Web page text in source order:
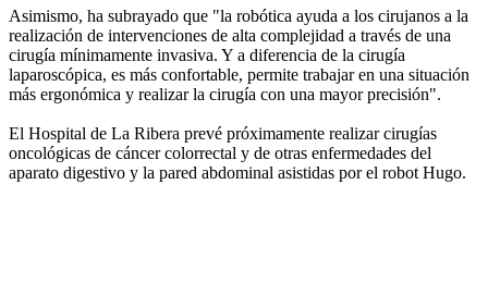
Asimismo, ha subrayado que "la robótica ayuda a los cirujanos a la
realización de intervenciones de alta complejidad a través de una
cirugía mínimamente invasiva. Y a diferencia de la cirugía
laparoscópica, es más confortable, permite trabajar en una situación
más ergonómica y realizar la cirugía con una mayor precisión".
El Hospital de La Ribera prevé próximamente realizar cirugías
oncológicas de cáncer colorrectal y de otras enfermedades del
aparato digestivo y la pared abdominal asistidas por el robot Hugo.